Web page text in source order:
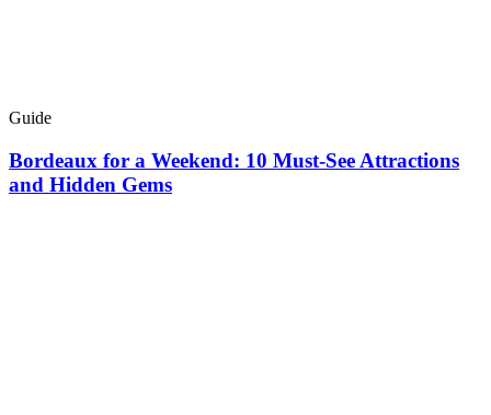
Guide
Bordeaux for a Weekend: 10 Must-See Attractions
and Hidden Gems